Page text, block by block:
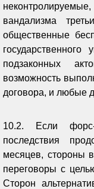
вандализма
общественные
подзаконных
возможность
договора, и любые
10.2. Если
последствия
месяцев, стороны
переговоры с
Сторон